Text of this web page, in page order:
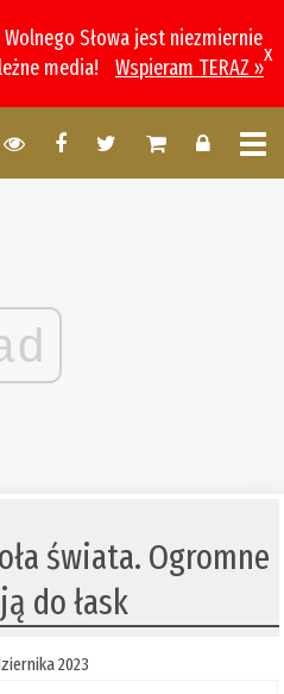
Słowa jest niezmiernie
media!
Wspieram TERAZ »
x
świata. Ogromne
do łask
2023